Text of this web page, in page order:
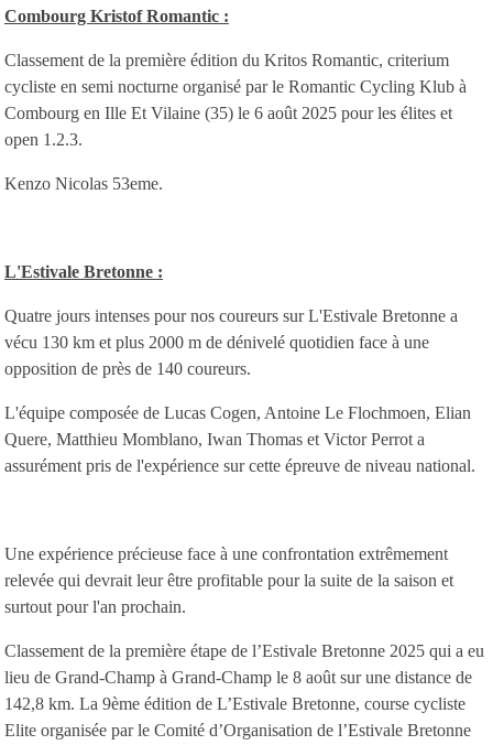
Combourg Kristof Romantic :
Classement de la première édition du Kritos Romantic, criterium
cycliste en semi nocturne organisé par le Romantic Cycling Klub à
Combourg en Ille Et Vilaine (35) le 6 août 2025 pour les élites et
open 1.2.3.
Kenzo Nicolas 53eme.
L'Estivale Bretonne :
Quatre jours intenses pour nos coureurs sur L'Estivale Bretonne a
vécu 130 km et plus 2000 m de dénivelé quotidien face à une
opposition de près de 140 coureurs.
L'équipe composée de Lucas Cogen, Antoine Le Flochmoen, Elian
Quere, Matthieu Momblano, Iwan Thomas et Victor Perrot a
assurément pris de l'expérience sur cette épreuve de niveau national.
Une expérience précieuse face à une confrontation extrêmement
relevée qui devrait leur être profitable pour la suite de la saison et
surtout pour l'an prochain.
Classement de la première étape de l’Estivale Bretonne 2025 qui a eu
lieu de Grand-Champ à Grand-Champ le 8 août sur une distance de
142,8 km. La 9ème édition de L’Estivale Bretonne, course cycliste
Elite organisée par le Comité d’Organisation de l’Estivale Bretonne